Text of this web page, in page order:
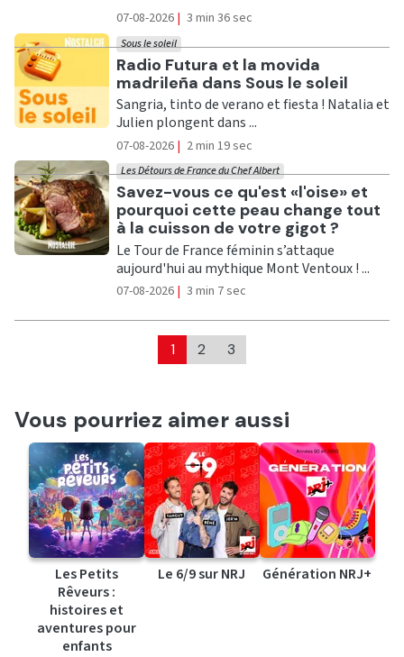
07-08-2026 | 3 min 36 sec
Ecouter
Radio Futura et la movida
madrileña dans Sous le soleil
Sous le soleil
Sangria, tinto de verano et fiesta ! Natalia et
Julien plongent dans ...
07-08-2026 | 2 min 19 sec
Ecouter
Savez-vous ce qu'est «l'oise» et
pourquoi cette peau change tout
à la cuisson de votre gigot ?
Les Détours de France du Chef Albert
Le Tour de France féminin s’attaque
aujourd'hui au mythique Mont Ventoux ! ...
07-08-2026 | 3 min 7 sec
1 2 3
Vous pourriez aimer aussi
Les Petits
Rêveurs :
histoires et
aventures pour
enfants
Le 6/9 sur NRJ Génération NRJ+